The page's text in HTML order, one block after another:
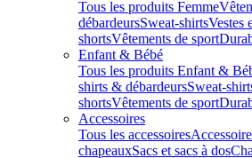
Tous les produits Femme
débardeursSweat-shirtsVestes
shortsVêtements de sport
Enfant & Bébé
Tous les produits Enfant &
shirts & débardeursSweat-
shortsVêtements de sport
Accessoires
Tous les accessoires
chapeauxSacs et sacs à dos